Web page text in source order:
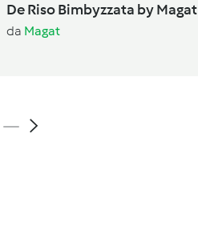
De Riso Bimbyzzata by Magat
da Magat